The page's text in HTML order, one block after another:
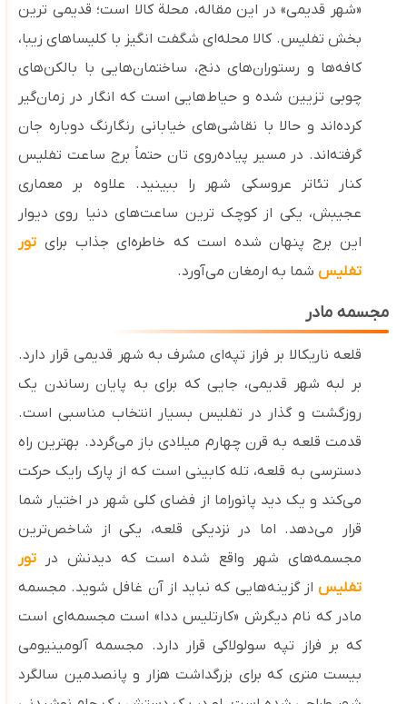
«شهر قدیمی» در این مقاله، محلة کالا است؛ قدیمی‌ ترین
بخش تفلیس. کالا محله‌ای شگفت ‌انگیز با کلیساهای زیبا،
کافه‌ها و رستوران‌های دنج، ساختمان‌هایی با بالکن‌های
چوبی تزیین‌ شده و حیاط‌هایی ا‌ست که انگار در زمان‌گیر
کرده‌اند و حالا با نقاشی‌های خیابانی رنگارنگ دوباره جان
گرفته‌اند. در مسیر پیاده‌روی‌ تان حتماً برج ساعت تفلیس
کنار تئاتر عروسکی شهر را ببینید. علاوه بر معماری
عجیبش، یکی از کوچک ‌ترین ساعت‌های دنیا روی دیوار
این برج پنهان شده است که خاطره‌ای جذاب برای تور
تفلیس شما به ارمغان می‌آورد.
مجسمه مادر
قلعه ناریکالا بر فراز تپه‌ای مشرف به شهر قدیمی قرار دارد.
بر لبه شهر قدیمی، جایی که برای به پایان رساندن یک
روزگشت و گذار در تفلیس بسیار انتخاب مناسبی‌ است.
قدمت قلعه به قرن چهارم میلادی باز می‌گردد. بهترین راه
دسترسی به قلعه، تله‌ کابینی است که از پارک رایک حرکت
می‌کند و یک دید پانوراما از فضای کلی شهر در اختیار شما
قرار می‌دهد. اما در نزدیکی قلعه، یکی از شاخص‌ترین
مجسمه‌های شهر واقع شده است که دیدنش در
تور
تفلیس از گزینه‌هایی که نباید از آن غافل شوید. مجسمه
مادر که نام دیگرش «کارتلیس ددا» است مجسمه‌ای است
که بر فراز تپه سولولاکی قرار دارد. مجسمه آلومینیومی
بیست‌ متری که برای بزرگداشت هزار و پانصدمین سالگرد